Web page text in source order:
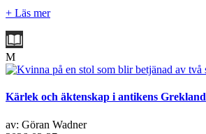
+ Läs mer
M
Kärlek och äktenskap i antikens Grekland
av: Göran Wadner